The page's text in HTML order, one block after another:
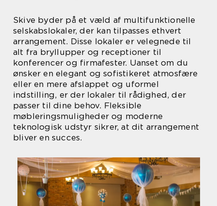
Skive byder på et væld af multifunktionelle
selskabslokaler, der kan tilpasses ethvert
arrangement. Disse lokaler er velegnede til
alt fra bryllupper og receptioner til
konferencer og firmafester. Uanset om du
ønsker en elegant og sofistikeret atmosfære
eller en mere afslappet og uformel
indstilling, er der lokaler til rådighed, der
passer til dine behov. Fleksible
møbleringsmuligheder og moderne
teknologisk udstyr sikrer, at dit arrangement
bliver en succes.